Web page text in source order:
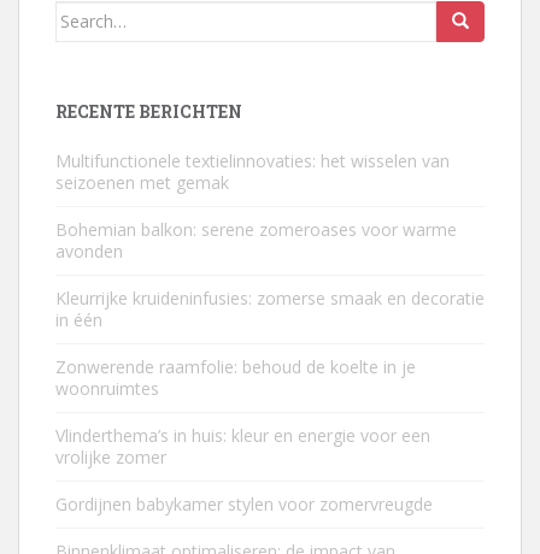
Search
RECENTE BERICHTEN
Multifunctionele textielinnovaties: het wisselen van
seizoenen met gemak
Bohemian balkon: serene zomeroases voor warme
avonden
Kleurrijke kruideninfusies: zomerse smaak en decoratie
in één
Zonwerende raamfolie: behoud de koelte in je
woonruimtes
Vlinderthema’s in huis: kleur en energie voor een
vrolijke zomer
Gordijnen babykamer stylen voor zomervreugde